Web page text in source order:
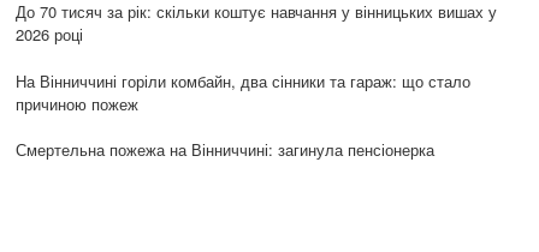
До 70 тисяч за рік: скільки коштує навчання у вінницьких вишах у
2026 році
На Вінниччині горіли комбайн, два сінники та гараж: що стало
причиною пожеж
Смертельна пожежа на Вінниччині: загинула пенсіонерка